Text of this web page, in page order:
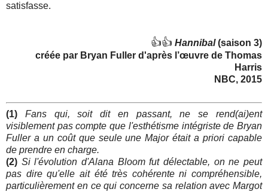
satisfasse.
👍👍 Hannibal(saison 3)
créée par Bryan Fuller d'après l’œuvre de Thomas
Harris
NBC, 2015
(1) Fans qui, soit dit en passant, ne se rend(ai)ent
visiblement pas compte que l'esthétisme intégriste de Bryan
Fuller a un coût que seule une Major était a priori capable
de prendre en charge.
(2) Si l'évolution d'Alana Bloom fut délectable, on ne peut
pas dire qu'elle ait été très cohérente ni compréhensible,
particulièrement en ce qui concerne sa relation avec Margot